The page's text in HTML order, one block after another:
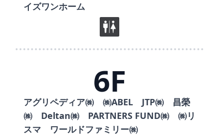
イズワンホーム
6F
アグリペディア㈱ ㈱ABEL JTP㈱ 昌榮
㈱ Deltan㈱ PARTNERS FUND㈱ ㈱リ
スマ ワールドファミリー㈱